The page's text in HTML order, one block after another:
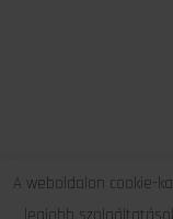
A weboldalon cookie-